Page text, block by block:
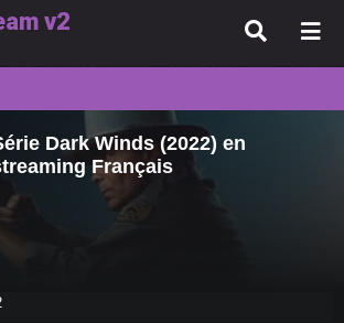
v2
Dark Winds (2022) en
Français